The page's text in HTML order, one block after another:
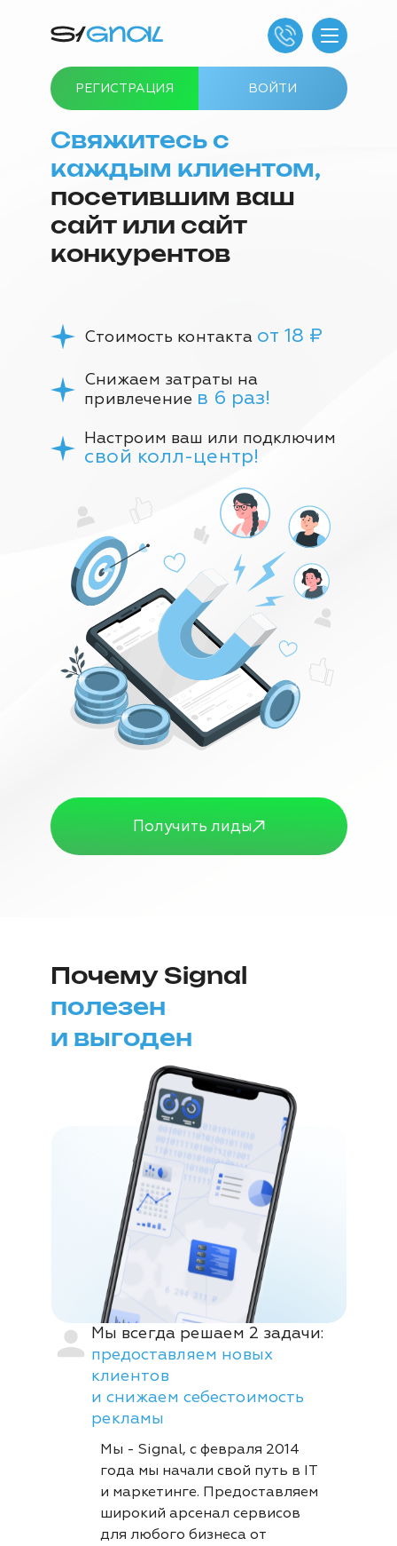
РЕГИСТРАЦИЯ ВОЙТИ
Свяжитесь с
каждым клиентом,
посетившим ваш
сайт или сайт
конкурентов
Стоимость контакта от 18 ₽
Снижаем затраты на
привлечение в 6 раз!
Настроим ваш или подключим
свой колл-центр!
Получить лиды
Почему Signal
полезен
и выгоден
Мы всегда решаем 2 задачи:
предоставляем новых
клиентов
и снижаем себестоимость
рекламы
Мы - Signal, с февраля 2014
года мы начали свой путь в IT
и маркетинге. Предоставляем
широкий арсенал сервисов
для любого бизнеса от